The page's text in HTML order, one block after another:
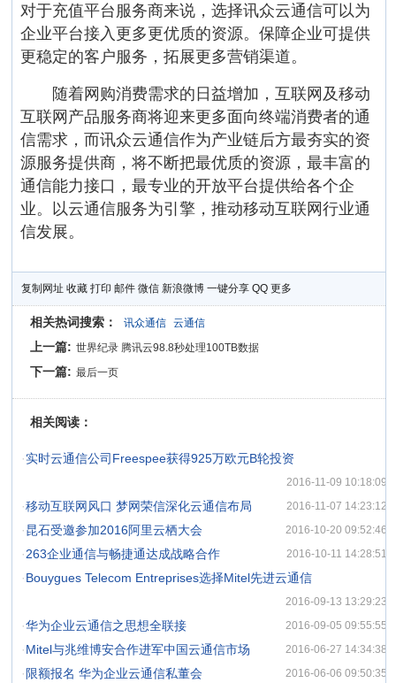
对于充值平台服务商来说，选择讯众云通信可以为
企业平台接入更多更优质的资源。保障企业可提供
更稳定的客户服务，拓展更多营销渠道。
随着网购消费需求的日益增加，互联网及移动
互联网产品服务商将迎来更多面向终端消费者的通
信需求，而讯众云通信作为产业链后方最夯实的资
源服务提供商，将不断把最优质的资源，最丰富的
通信能力接口，最专业的开放平台提供给各个企
业。以云通信服务为引擎，推动移动互联网行业通
信发展。
复制网址 收藏 打印 邮件 微信 新浪微博 一键分享 QQ 更多
相关热词搜索： 讯众通信 云通信
上一篇: 世界纪录 腾讯云98.8秒处理100TB数据
下一篇: 最后一页
相关阅读：
·实时云通信公司Freespee获得925万欧元B轮投资
2016-11-09 10:18:09
·移动互联网风口 梦网荣信深化云通信布局 2016-11-07 14:23:12
·昆石受邀参加2016阿里云栖大会 2016-10-20 09:52:46
·263企业通信与畅捷通达成战略合作 2016-10-11 14:28:51
·Bouygues Telecom Entreprises选择Mitel先进云通信
2016-09-13 13:29:23
·华为企业云通信之思想全联接 2016-09-05 09:55:55
·Mitel与兆维博安合作进军中国云通信市场 2016-06-27 14:34:38
· 限额报名 华为企业云通信私董会 2016-06-06 09:50:35